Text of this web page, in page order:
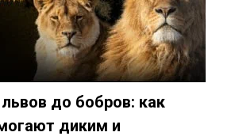
правда»-id3294…
studija-podkasto
до бобров: как
диким и